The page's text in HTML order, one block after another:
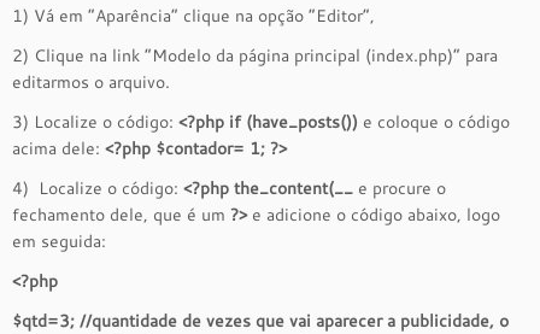
1) Vá em “Aparência” clique na opção “Editor”,
2) Clique na link “Modelo da página principal (index.php)” para
editarmos o arquivo.
3) Localize o código: <?php if (have_posts()) e coloque o código
acima dele: <?php $contador= 1; ?>
4) Localize o código: <?php the_content(__ e procure o
fechamento dele, que é um ?>e adicione o código abaixo, logo
em seguida:
<?php
$qtd=3; //quantidade de vezes que vai aparecer a publicidade, o